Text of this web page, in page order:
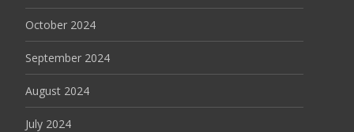
October 2024
September 2024
August 2024
July 2024